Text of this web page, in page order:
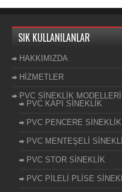
SIK KULLANILANLAR
HAKKIMIZDA
HİZMETLER
PVC SİNEKLİK MODELLERİ
PVC KAPI SİNEKLİK
PVC PENCERE SİNEKLİK
PVC MENTEŞELİ
PVC STOR SİNEKLİK
PVC PİLELİ PLİSE